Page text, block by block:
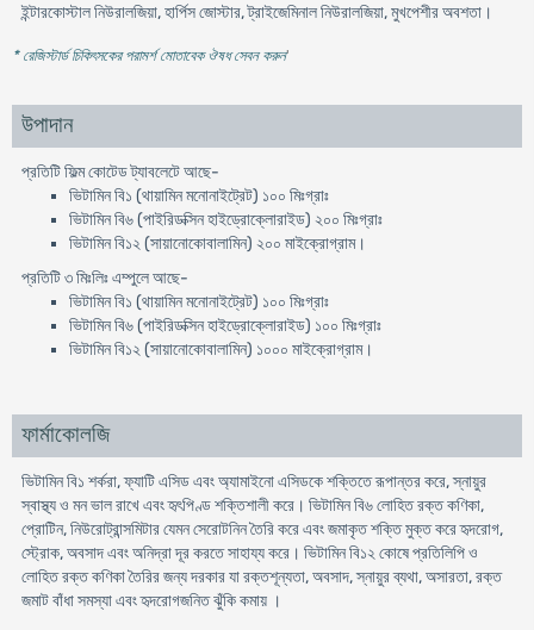
ইন্টারকোস্টাল নিউরালজিয়া, হার্পিস জোস্টার, ট্রাইজেমিনাল নিউরালজিয়া, মুখপেশীর অবশতা।
* রেজিস্টার্ড চিকিৎসকের পরামর্শ মোতাবেক ঔষধ সেবন করুন'
উপাদান
প্রতিটি ফিল্ম কোটেড ট্যাবলেটে আছে-
ভিটামিন বি১ (থায়ামিন মনোনাইট্রেট) ১০০ মিঃগ্রাঃ
ভিটামিন বি৬ (পাইরিডক্সিন হাইড্রোক্লোরাইড) ২০০ মিঃগ্রাঃ
ভিটামিন বি১২ (সায়ানোকোবালামিন) ২০০ মাইক্রোগ্রাম।
প্রতিটি ৩ মিঃলিঃ এম্পুলে আছে-
ভিটামিন বি১ (থায়ামিন মনোনাইট্রেট) ১০০ মিঃগ্রাঃ
ভিটামিন বি৬ (পাইরিডক্সিন হাইড্রোক্লোরাইড) ১০০ মিঃগ্রাঃ
ভিটামিন বি১২ (সায়ানোকোবালামিন) ১০০০ মাইক্রোগ্রাম।
ফার্মাকোলজি
ভিটামিন বি১ শর্করা, ফ্যাটি এসিড এবং অ্যামাইনো এসিডকে শক্তিতে রূপান্তর করে, স্নায়ুর
স্বাস্থ্য ও মন ভাল রাখে এবং হৃৎপিণ্ড শক্তিশালী করে। ভিটামিন বি৬ লোহিত রক্ত কণিকা,
প্রোটিন, নিউরোট্রান্সমিটার যেমন সেরোটনিন তৈরি করে এবং জমাকৃত শক্তি মুক্ত করে হৃদরোগ,
স্ট্রোক, অবসাদ এবং অনিদ্রা দূর করতে সাহায্য করে। ভিটামিন বি১২ কোষে প্রতিলিপি ও
লোহিত রক্ত কণিকা তৈরির জন্য দরকার যা রক্তশূন্যতা, অবসাদ, স্নায়ুর ব্যথা, অসারতা, রক্ত
জমাট বাঁধা সমস্যা এবং হৃদরোগজনিত ঝুঁকি কমায় ।